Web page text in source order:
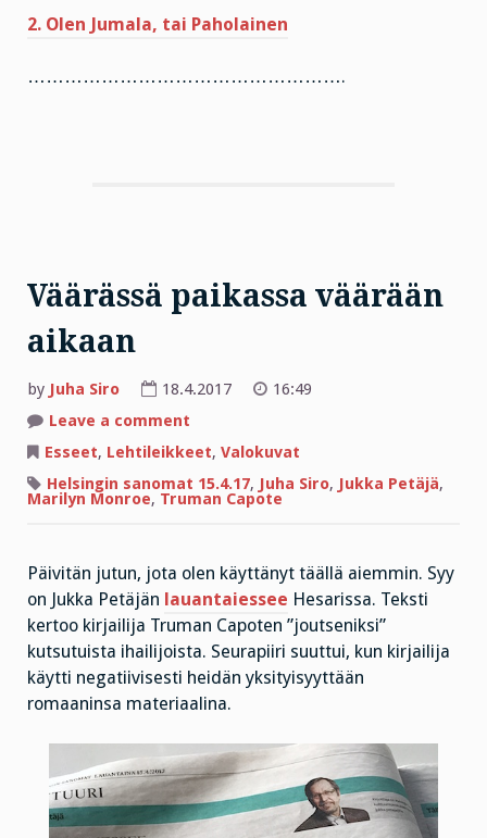
2. Olen Jumala, tai Paholainen
…………………………………………….
Väärässä paikassa väärään
aikaan
by Juha Siro 18.4.2017
16:49
Leave a comment
paikassa
väärään
aikaan
Esseet, Lehtileikkeet, Valokuvat
Helsingin sanomat 15.4.17, Juha Siro, Jukka Petäjä,
Marilyn Monroe, Truman Capote
Päivitän jutun, jota olen käyttänyt täällä aiemmin. Syy
on Jukka Petäjän lauantaiessee Hesarissa. Teksti
kertoo kirjailija Truman Capoten ”joutseniksi”
kutsutuista ihailijoista. Seurapiiri suuttui, kun kirjailija
käytti negatiivisesti heidän yksityisyyttään
romaaninsa materiaalina.